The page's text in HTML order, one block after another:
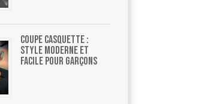
Coupe casquette :
style moderne et
facile pour garçons